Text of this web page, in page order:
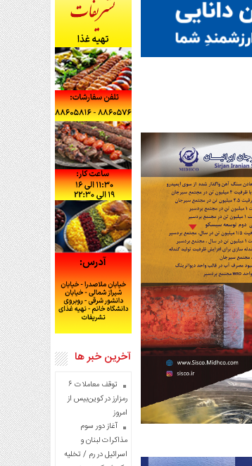
آخرین خبر ها
توقف معاملات ۶
رمزارز در کوین‌بیس از
امروز
آغاز دور سوم
مذاکرات لبنان و
اسرائیل در رم / تخلیه